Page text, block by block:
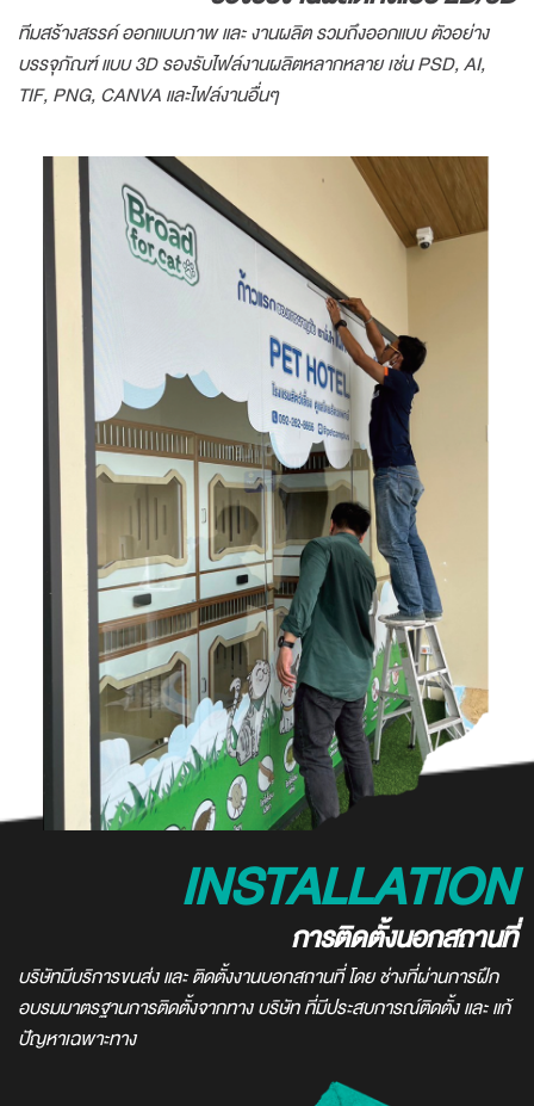
ทีมสร้างสรรค์ ออกแบบภาพ และ งานผลิต รวมถึงออกแบบ ตัวอย่าง
บรรจุภัณฑ์ แบบ 3D รองรับไฟล์งานผลิตหลากหลาย เช่น PSD, AI,
TIF, PNG, CANVA และไฟล์งานอื่นๆ
INSTALLATION
การติดตั้งนอกสถานที่
บริษัทมีบริการขนส่ง และ ติดตั้งงานบอกสถานที่ โดย ช่างที่ผ่านการฝึก
อบรมมาตรฐานการติดตั้งจากทาง บริษัท ที่มีประสบการณ์ติดตั้ง และ แก้
ปัญหาเฉพาะทาง